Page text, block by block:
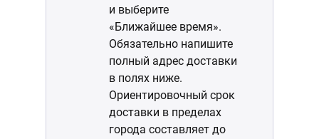
и выберите
«Ближайшее время».
Обязательно напишите
полный адрес доставки
в полях ниже.
Ориентировочный срок
доставки в пределах
города составляет до